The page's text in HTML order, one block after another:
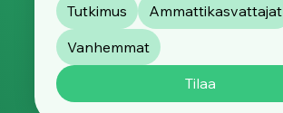
Tutkimus
Ammattikasvattajat
Vanhemmat
Tilaa